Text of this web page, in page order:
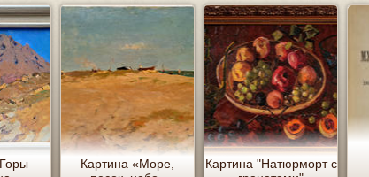
Картина «Море,
Картина "Натюрморт с